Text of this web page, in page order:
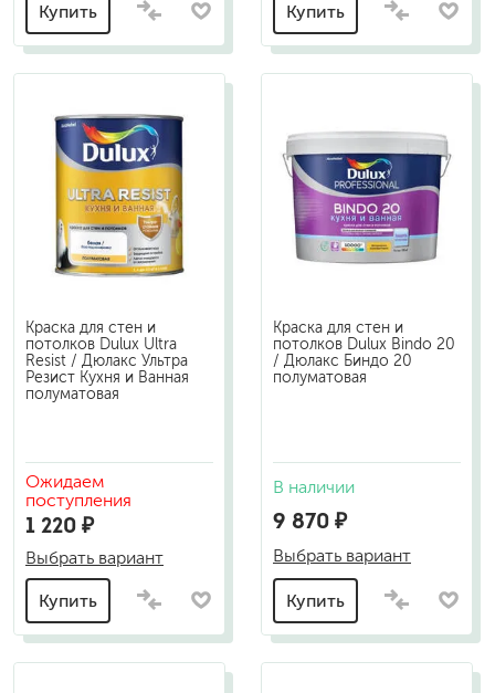
Купить Купить
Краска для стен и
потолков Dulux Ultra
Resist / Дюлакс Ультра
Резист Кухня и Ванная
полуматовая
Ожидаем
поступления
1 220 ₽
Выбрать вариант
Купить
Краска для стен и
потолков Dulux Bindo 20
/ Дюлакс Биндо 20
полуматовая
В наличии
9 870 ₽
Выбрать вариант
Купить